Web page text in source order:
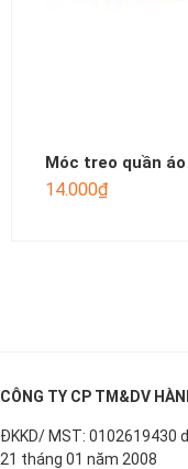
Móc treo quần
14.000₫
CÔNG TY CP TM&DV
ĐKKD/ MST: 0102619430
21 tháng 01 năm 2008